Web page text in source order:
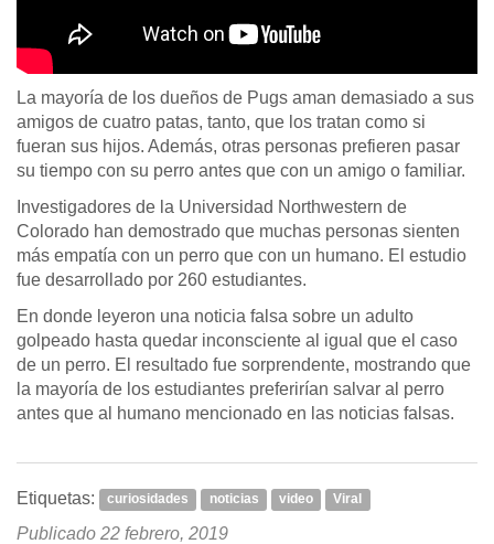
La mayoría de los dueños de Pugs aman demasiado a sus
amigos de cuatro patas, tanto, que los tratan como si
fueran sus hijos. Además, otras personas prefieren pasar
su tiempo con su perro antes que con un amigo o familiar.
Investigadores de la Universidad Northwestern de
Colorado han demostrado que muchas personas sienten
más empatía con un perro que con un humano. El estudio
fue desarrollado por 260 estudiantes.
En donde leyeron una noticia falsa sobre un adulto
golpeado hasta quedar inconsciente al igual que el caso
de un perro. El resultado fue sorprendente, mostrando que
la mayoría de los estudiantes preferirían salvar al perro
antes que al humano mencionado en las noticias falsas.
Etiquetas: curiosidades noticias video Viral
Publicado 22 febrero, 2019